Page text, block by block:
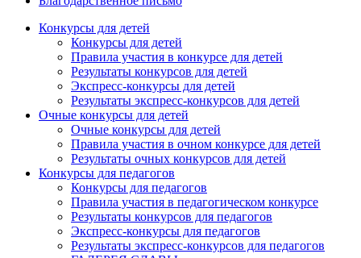
Конкурсы для детей
Конкурсы для детей
Правила участия в конкурсе для детей
Результаты конкурсов для детей
Экспресс-конкурсы для детей
Результаты экспресс-конкурсов для детей
Очные конкурсы для детей
Очные конкурсы для детей
Правила участия в очном конкурсе для детей
Результаты очных конкурсов для детей
Конкурсы для педагогов
Конкурсы для педагогов
Правила участия в педагогическом конкурсе
Результаты конкурсов для педагогов
Экспресс-конкурсы для педагогов
Результаты экспресс-конкурсов для педагогов